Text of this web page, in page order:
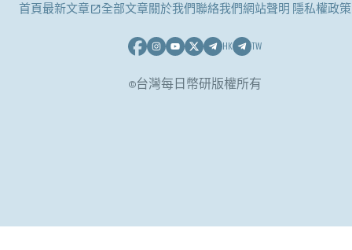
首頁最新文章 全部文章關於我們聯絡我們網站聲明 隱私權政策
HK TW
©台灣每日幣研版權所有